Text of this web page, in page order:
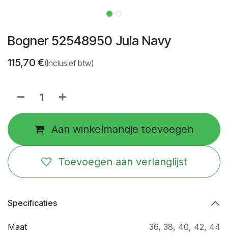
Bogner 52548950 Jula Navy
115,70 €(Inclusief btw)
Aan winkelmandje toevoegen
Toevoegen aan verlanglijst
Specificaties
Maat 36, 38, 40, 42, 44